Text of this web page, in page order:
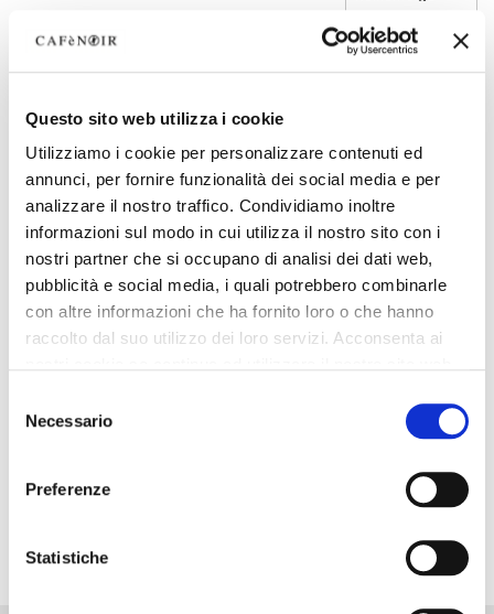
Questo sito web utilizza i cookie
Utilizziamo i cookie per personalizzare contenuti ed
annunci, per fornire funzionalità dei social media e per
analizzare il nostro traffico. Condividiamo inoltre
informazioni sul modo in cui utilizza il nostro sito con i
nostri partner che si occupano di analisi dei dati web,
pubblicità e social media, i quali potrebbero combinarle
con altre informazioni che ha fornito loro o che hanno
raccolto dal suo utilizzo dei loro servizi. Acconsenta ai
delNecessario
Preferenze
Statistiche
klappe und maxi-anhänger
95,00 €